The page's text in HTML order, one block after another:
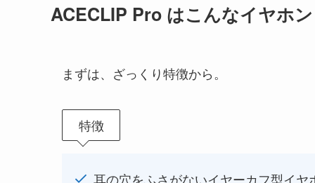
ACECLIP Pro はこんなイヤホン
まずは、ざっくり特徴から。
特徴
耳の穴をふさがないイヤーカフ型イヤ